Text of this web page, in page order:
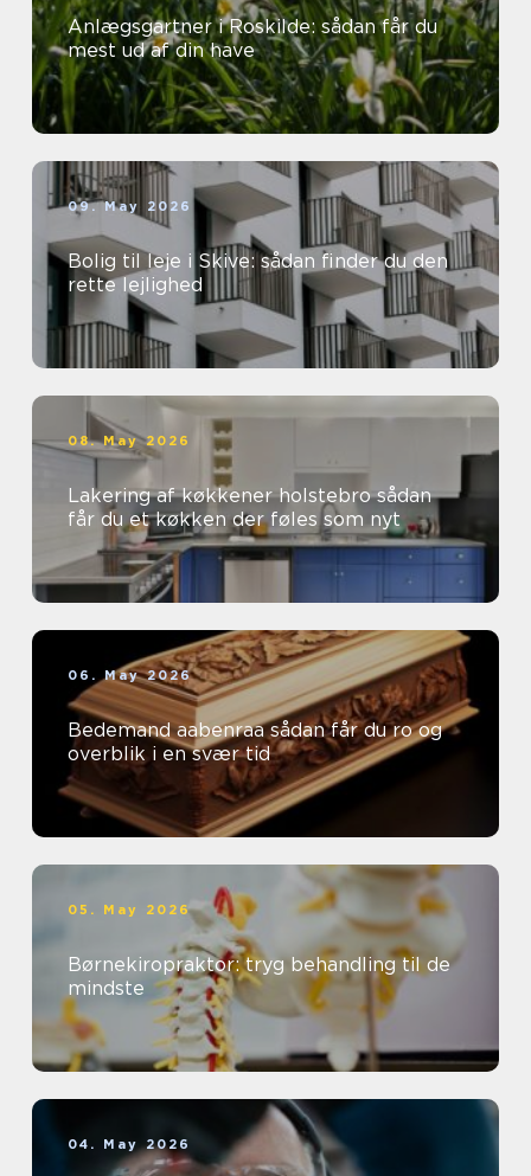
Anlægsgartner i Roskilde: sådan får du
mest ud af din have
09. May 2026
Bolig til leje i Skive: sådan finder du den
rette lejlighed
08. May 2026
Lakering af køkkener holstebro sådan
får du et køkken der føles som nyt
06. May 2026
Bedemand aabenraa sådan får du ro og
overblik i en svær tid
05. May 2026
Børnekiropraktor: tryg behandling til de
mindste
04. May 2026